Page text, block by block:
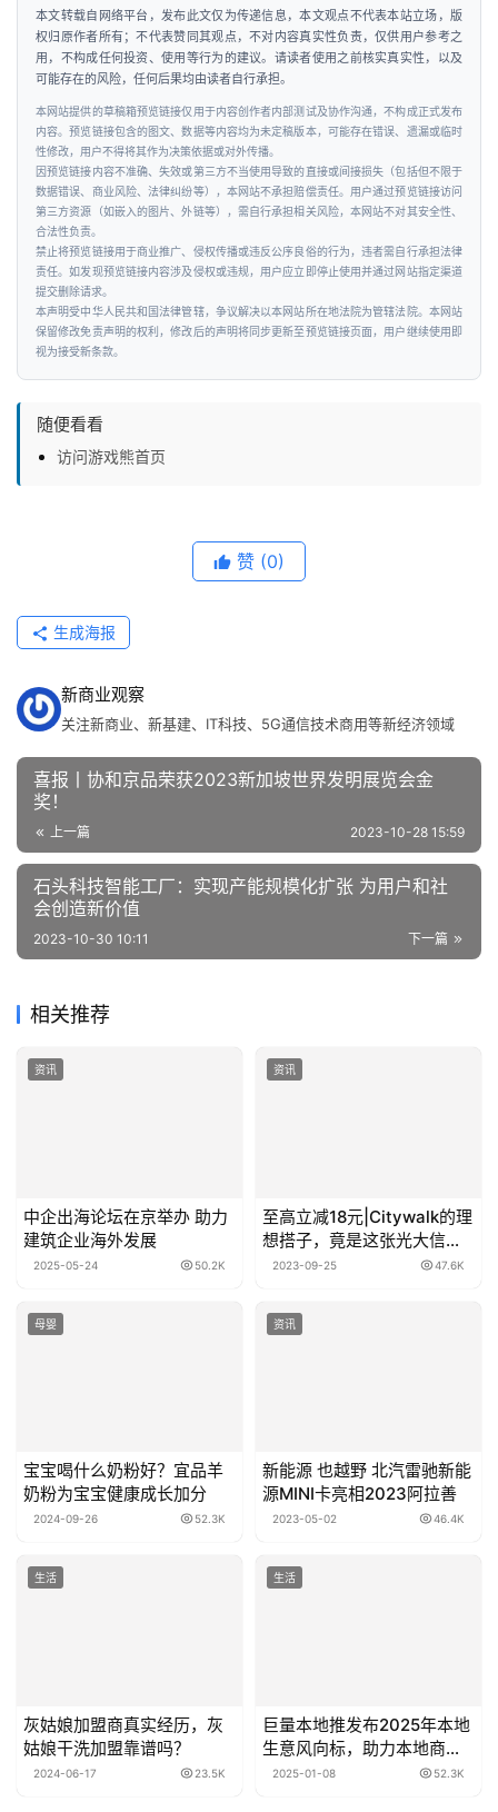
本文转载自网络平台，发布此文仅为传递信息，本文观点不代表本站立场，版
权归原作者所有；不代表赞同其观点，不对内容真实性负责，仅供用户参考之
用，不构成任何投资、使用等行为的建议。请读者使用之前核实真实性，以及
可能存在的风险，任何后果均由读者自行承担。
本网站提供的草稿箱预览链接仅用于内容创作者内部测试及协作沟通，不构成正式发布
内容。预览链接包含的图文、数据等内容均为未定稿版本，可能存在错误、遗漏或临时
性修改，用户不得将其作为决策依据或对外传播。
因预览链接内容不准确、失效或第三方不当使用导致的直接或间接损失（包括但不限于
数据错误、商业风险、法律纠纷等），本网站不承担赔偿责任。用户通过预览链接访问
第三方资源（如嵌入的图片、外链等），需自行承担相关风险，本网站不对其安全性、
合法性负责。
禁止将预览链接用于商业推广、侵权传播或违反公序良俗的行为，违者需自行承担法律
责任。如发现预览链接内容涉及侵权或违规，用户应立即停止使用并通过网站指定渠道
提交删除请求。
本声明受中华人民共和国法律管辖，争议解决以本网站所在地法院为管辖法院。本网站
保留修改免责声明的权利，修改后的声明将同步更新至预览链接页面，用户继续使用即
视为接受新条款。
随便看看
访问游戏熊首页
赞 (0)
生成海报
新商业观察
关注新商业、新基建、IT科技、5G通信技术商用等新经济领域
喜报丨协和京品荣获2023新加坡世界发明展览会金
奖！
上一篇 2023-10-28 15:59
石头科技智能工厂：实现产能规模化扩张 为用户和社
会创造新价值
下一篇
2023-10-30 10:11
相关推荐
资讯
中企出海论坛在京举办 助力
建筑企业海外发展
2025-05-24 50.2K
资讯
至高立减18元|Citywalk的理
想搭子，竟是这张光大信用
卡？！
2023-09-25 47.6K
母婴
宝宝喝什么奶粉好？宜品羊
奶粉为宝宝健康成长加分
2024-09-26 52.3K
资讯
新能源 也越野 北汽雷驰新能
源MINI卡亮相2023阿拉善
2023-05-02 46.4K
生活
灰姑娘加盟商真实经历，灰
姑娘干洗加盟靠谱吗？
2024-06-17 23.5K
生活
巨量本地推发布2025年本地
生意风向标，助力本地商家
新年开好局
2025-01-08 52.3K